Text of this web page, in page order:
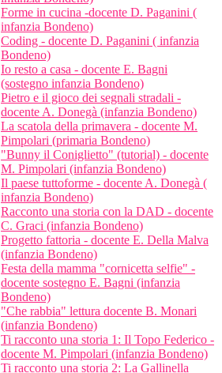
Forme in cucina -docente D. Paganini (
infanzia Bondeno)
Coding - docente D. Paganini ( infanzia
Bondeno)
Io resto a casa - docente E. Bagni
(sostegno infanzia Bondeno)
Pietro e il gioco dei segnali stradali -
docente A. Donegà (infanzia Bondeno)
La scatola della primavera - docente M.
Pimpolari (primaria Bondeno)
"Bunny il Coniglietto" (tutorial) - docente
M. Pimpolari (infanzia Bondeno)
Il paese tuttoforme - docente A. Donegà (
infanzia Bondeno)
Racconto una storia con la DAD - docente
C. Graci (infanzia Bondeno)
Progetto fattoria - docente E. Della Malva
(infanzia Bondeno)
Festa della mamma "cornicetta selfie" -
docente sostegno E. Bagni (infanzia
Bondeno)
"Che rabbia" lettura docente B. Monari
(infanzia Bondeno)
Ti racconto una storia 1: Il Topo Federico -
docente M. Pimpolari (infanzia Bondeno)
Ti racconto una storia 2: La Gallinella